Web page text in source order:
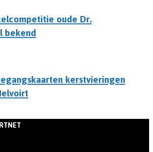
oude Dr.
bekend
kerstvieringen